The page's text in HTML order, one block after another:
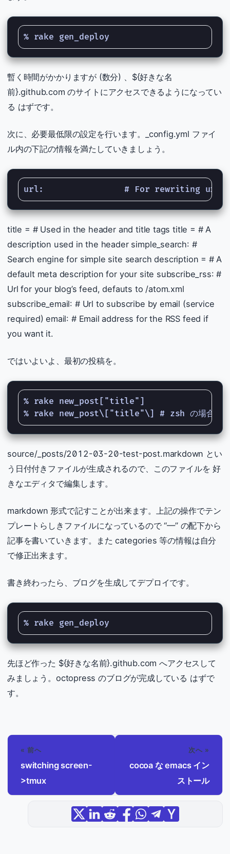
暫く時間がかかりますが (数分) 、${好きな名
前}.github.com のサイトにアクセスできるようになってい
る はずです。
次に、必要最低限の設定を行います。_config.yml ファイ
ル内の下記の情報を満たしていきましょう。
title = # Used in the header and title tags title = # A
description used in the header simple_search: #
Search engine for simple site search description = # A
default meta description for your site subscribe_rss: #
Url for your blog’s feed, defauts to /atom.xml
subscribe_email: # Url to subscribe by email (service
required) email: # Email address for the RSS feed if
you want it.
ではいよいよ、最初の投稿を。
% rake new_post["title"]
source/_posts/2012-03-20-test-post.markdown とい
う日付付きファイルが生成されるので、このファイルを 好
きなエディタで編集します。
markdown 形式で記すことが出来ます。上記の操作でテン
プレートらしきファイルになっているので “—” の配下から
記事を書いていきます。また categories 等の情報は自分
で修正出来ます。
書き終わったら、ブログを生成してデプロイです。
先ほど作った ${好きな名前}.github.com へアクセスして
みましょう。octopress のブログが完成している はずで
す。
« 前へ
switching screen-
>tmux
次へ »
cocoa な emacs イン
ストール